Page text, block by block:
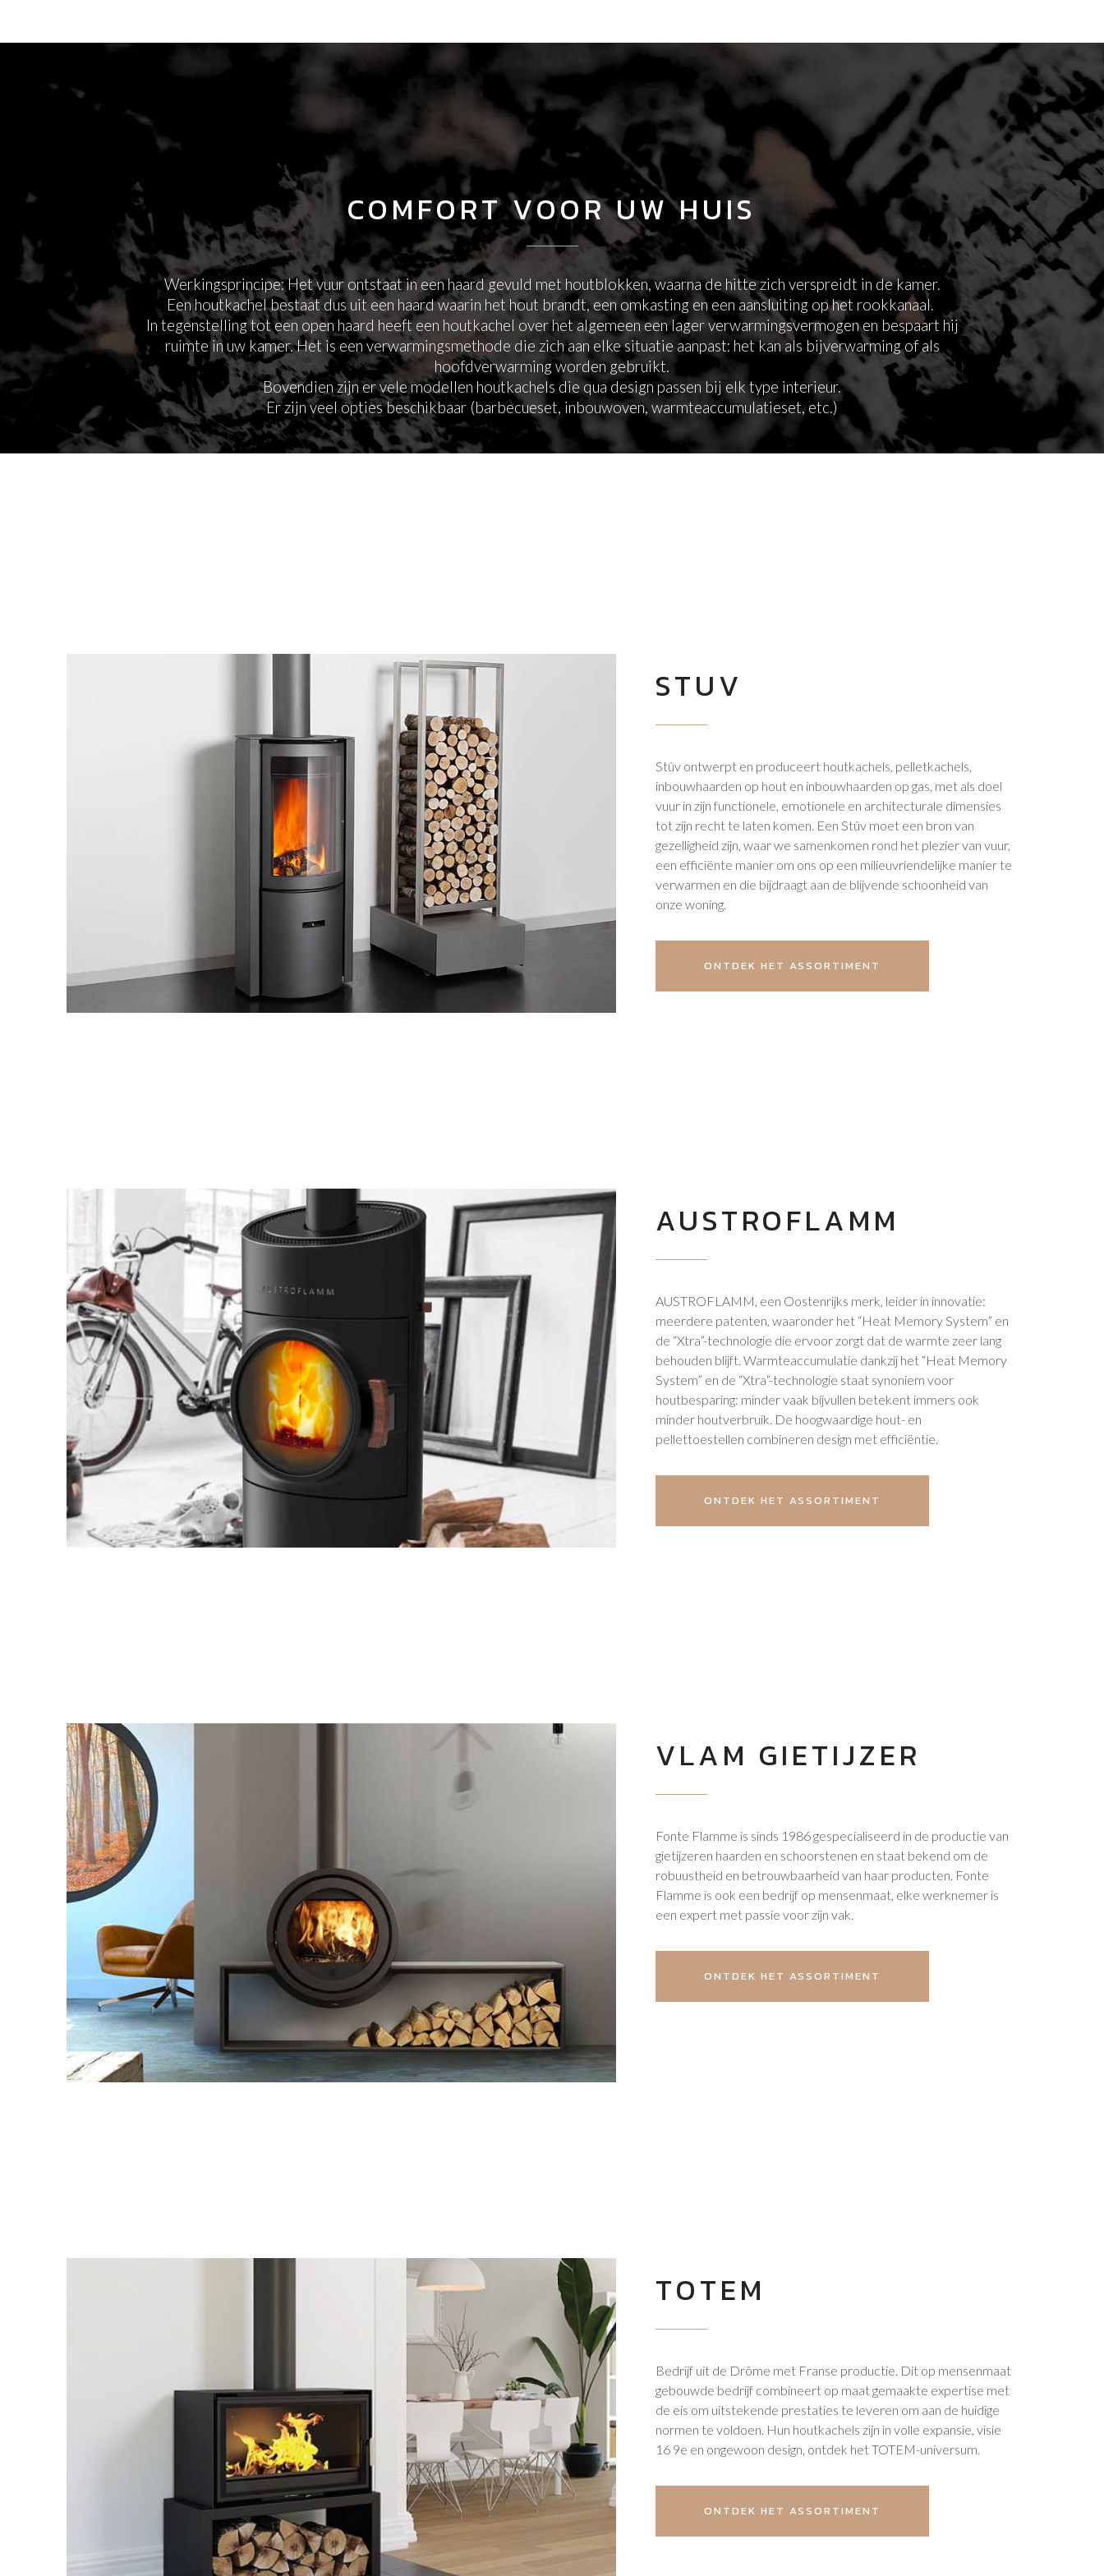
COMFORT VOOR UW HUIS
Werkingsprincipe: Het vuur ontstaat in een haard gevuld met houtblokken, waarna de hitte zich verspreidt in de kamer.
Een houtkachel bestaat dus uit een haard waarin het hout brandt, een omkasting en een aansluiting op het rookkanaal.
In tegenstelling tot een open haard heeft een houtkachel over het algemeen een lager verwarmingsvermogen en bespaart hij
ruimte in uw kamer. Het is een verwarmingsmethode die zich aan elke situatie aanpast: het kan als bijverwarming of als
hoofdverwarming worden gebruikt.
Bovendien zijn er vele modellen houtkachels die qua design passen bij elk type interieur.
Er zijn veel opties beschikbaar (barbecueset, inbouwoven, warmteaccumulatieset, etc.)
STUV
Stûv ontwerpt en produceert houtkachels, pelletkachels,
inbouwhaarden op hout en inbouwhaarden op gas, met als doel
vuur in zijn functionele, emotionele en architecturale dimensies
tot zijn recht te laten komen. Een Stûv moet een bron van
gezelligheid zijn, waar we samenkomen rond het plezier van vuur,
een efficiënte manier om ons op een milieuvriendelijke manier te
verwarmen en die bijdraagt aan de blijvende schoonheid van
onze woning.
ONTDEK HET ASSORTIMENT
AUSTROFLAMM
AUSTROFLAMM, een Oostenrijks merk, leider in innovatie:
meerdere patenten, waaronder het “Heat Memory System” en
de “Xtra”-technologie die ervoor zorgt dat de warmte zeer lang
behouden blijft. Warmteaccumulatie dankzij het “Heat Memory
System” en de “Xtra”-technologie staat synoniem voor
houtbesparing: minder vaak bijvullen betekent immers ook
minder houtverbruik. De hoogwaardige hout- en
pellettoestellen combineren design met efficiëntie.
ONTDEK HET ASSORTIMENT
VLAM GIETIJZER
Fonte Flamme is sinds 1986 gespecialiseerd in de productie van
gietijzeren haarden en schoorstenen en staat bekend om de
robuustheid en betrouwbaarheid van haar producten. Fonte
Flamme is ook een bedrijf op mensenmaat, elke werknemer is
een expert met passie voor zijn vak.
ONTDEK HET ASSORTIMENT
TOTEM
Bedrijf uit de Drôme met Franse productie. Dit op mensenmaat
gebouwde bedrijf combineert op maat gemaakte expertise met
de eis om uitstekende prestaties te leveren om aan de huidige
normen te voldoen. Hun houtkachels zijn in volle expansie, visie
16 9e en ongewoon design, ontdek het TOTEM-universum.
ONTDEK HET ASSORTIMENT